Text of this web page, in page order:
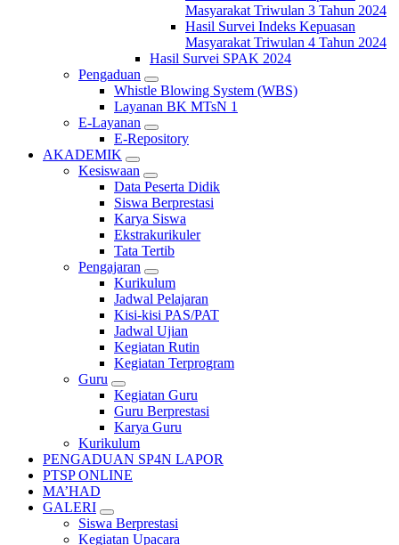
Masyarakat Triwulan 3 Tahun 2024
Hasil Survei Indeks Kepuasan
Masyarakat Triwulan 4 Tahun 2024
Hasil Survei SPAK 2024
Pengaduan
Whistle Blowing System (WBS)
Layanan BK MTsN 1
E-Layanan
E-Repository
AKADEMIK
Kesiswaan
Data Peserta Didik
Siswa Berprestasi
Karya Siswa
Ekstrakurikuler
Tata Tertib
Pengajaran
Kurikulum
Jadwal Pelajaran
Kisi-kisi PAS/PAT
Jadwal Ujian
Kegiatan Rutin
Kegiatan Terprogram
Guru
Kegiatan Guru
Guru Berprestasi
Karya Guru
Kurikulum
PENGADUAN SP4N LAPOR
PTSP ONLINE
MA’HAD
GALERI
Siswa Berprestasi
Kegiatan Upacara